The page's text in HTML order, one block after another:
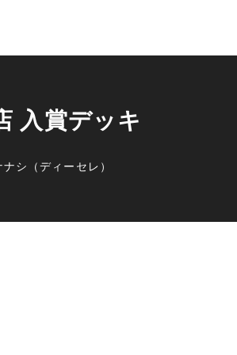
入賞デッキ
ナシ（ディーセレ）